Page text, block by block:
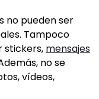
no pueden ser
Tampoco
stickers, mensajes
no se
vídeos,